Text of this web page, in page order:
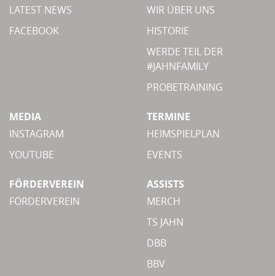
LATEST NEWS
FACEBOOK
WIR ÜBER UNS
HISTORIE
WERDE TEIL DER
#JAHNFAMILY
PROBETRAINING
MEDIA
INSTAGRAM
YOUTUBE
TERMINE
HEIMSPIELPLAN
EVENTS
FÖRDERVEREIN
FÖRDERVEREIN
ASSISTS
MERCH
TS JAHN
DBB
BBV